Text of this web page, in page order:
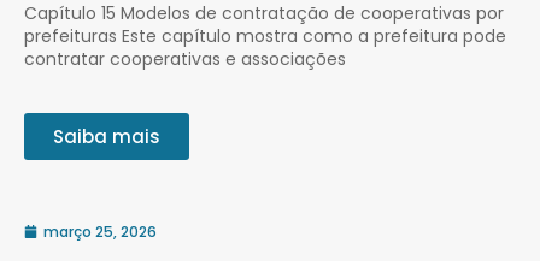
Capítulo 15 Modelos de contratação de cooperativas por
prefeituras Este capítulo mostra como a prefeitura pode
contratar cooperativas e associações
Saiba mais
março 25, 2026